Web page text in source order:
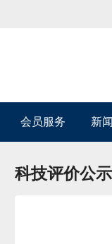
会员服务 新
科技评价公示